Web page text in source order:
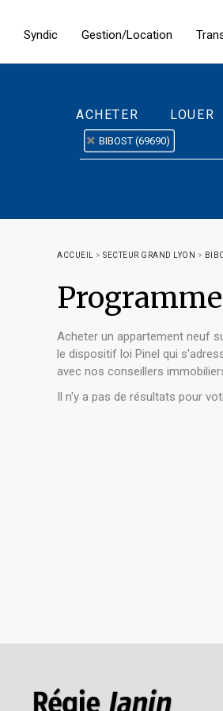
Syndic Gestion/Location
ACHETER LOUER
BIBOST (69690)
ACCUEIL > SECTEUR GRAND LYON >
Acheter un appartement neuf
le dispositif loi Pinel qui
avec nos conseillers
Il n'y a pas de résultats pour